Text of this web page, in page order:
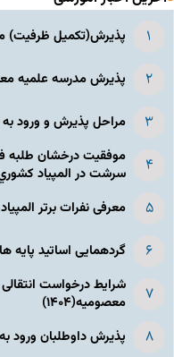
پذیرش(تکمیل ظرفیت)
پذیرش مدرسه علمیه
مراحل پذیرش و ورود
موفقیت درخشان طلبه
سرشت در المپياد
معرفی نفرات برتر
گردهمایی اساتید پایه
شرایط درخواست
معصومیه(۱۴۰۴)
پذیرش داوطلبان ورود به